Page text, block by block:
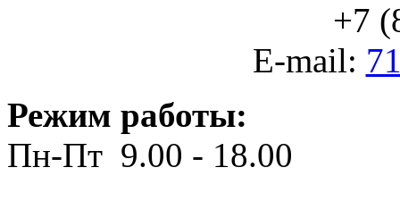
+7
E-mail:
Режим работы:
Пн-Пт 9.00 - 18.00